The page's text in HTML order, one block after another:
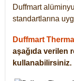
Duffmart
standartlarına
Duffmart Therma
aşağıda verilen
kullanabilirsiniz.